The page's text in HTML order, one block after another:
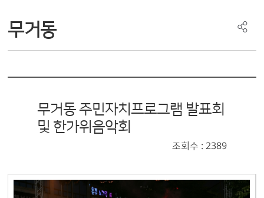
무거동
무거동 주민자치프로그램 발표회
및 한가위음악회
조회수 : 2389